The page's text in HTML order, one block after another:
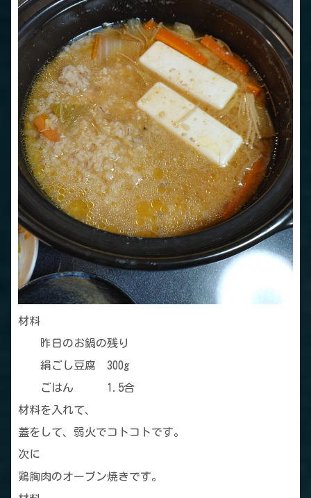
材料
昨日のお鍋の残り
絹ごし豆腐 300g
ごはん 1.5合
材料を入れて、
蓋をして、弱火でコトコトです。
次に
鶏胸肉のオーブン焼きです。